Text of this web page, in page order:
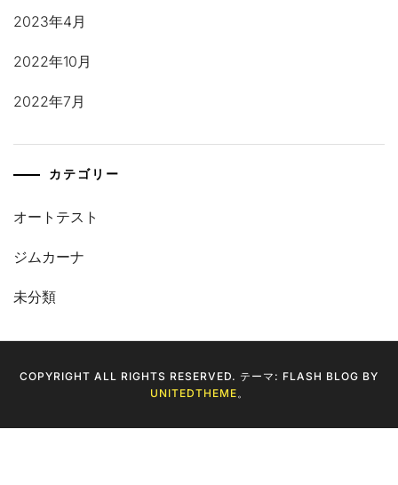
2023年4月
2022年10月
2022年7月
カテゴリー
オートテスト
ジムカーナ
未分類
COPYRIGHT ALL RIGHTS RESERVED. テーマ: FLASH BLOG BY
UNITEDTHEME。